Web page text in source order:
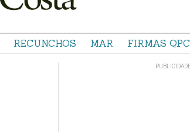
RECUNCHOS MAR FIRMAS QPC